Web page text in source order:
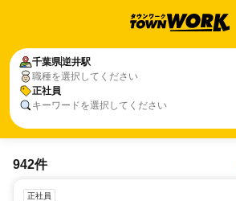
千葉県逆井駅
職種を選択してください
正社員
キーワードを選択してください
千葉県逆井駅
正社員
942件
正社員